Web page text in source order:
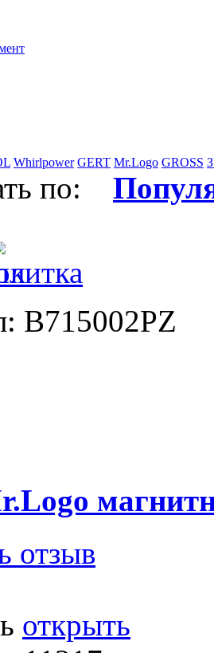
Whirlpower GERT Mr.Logo GROSS
по:
В715002PZ
отзыв
открыть